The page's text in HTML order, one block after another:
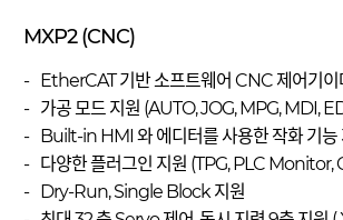
MXP2 (CNC)
EtherCAT 기반 소프트웨어 CNC 제어기이
가공 모드 지원 (AUTO, JOG, MPG, MDI,
Built-in HMI 와 에디터를 사용한 작화 기능
다양한 플러그인 지원 (TPG, PLC Monitor,
Dry-Run, Single Block 지원